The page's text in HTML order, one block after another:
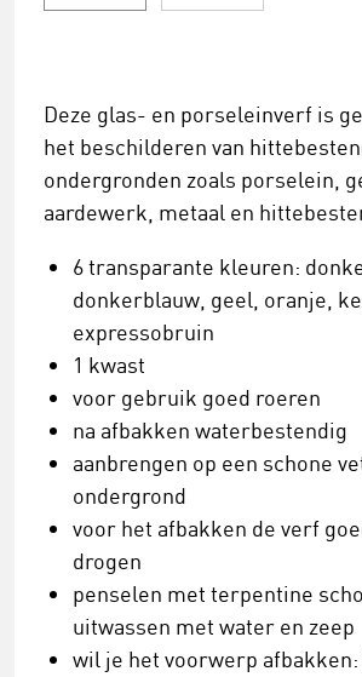
Deze glas- en porseleinverf is
het beschilderen van
ondergronden zoals porselein,
aardewerk, metaal en
6 transparante kleuren:
donkerblauw, geel, oranje,
expressobruin
1 kwast
voor gebruik goed roeren
na afbakken waterbestendig
aanbrengen op een schone
ondergrond
voor het afbakken de verf
drogen
penselen met terpentine
uitwassen met water en zeep
wil je het voorwerp afbakken: